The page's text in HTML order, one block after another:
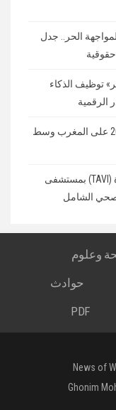
الحر.. جدل
توظيف الذكاء
الرقمية
تقارير: إنفانتينو يعرض نهائي مونديال 2030 على المغرب وسط
نجاح أول زراعة صمام أورطي بالقسطرة (TAVI) بمستشفى
الشامل
وعلوم
حوادث
PDF
Ghonim